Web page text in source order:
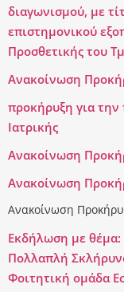
διαγωνισμού, με
επιστημονικού
Προσθετικής του
Ανακοίνωση
προκήρυξη για
Ιατρικής
Ανακοίνωση
Ανακοίνωση
Ανακοίνωση
Eκδήλωση με
Πολλαπλή
Φοιτητική ομάδα